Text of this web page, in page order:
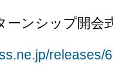
ーンシップ開会
releases/